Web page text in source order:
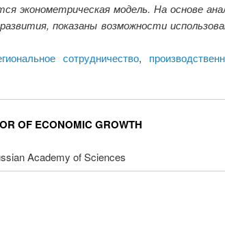
эконометрическая модель. На основе
показаны возможности
сотрудничество,
OF ECONOMIC GROWTH
Academy of Sciences